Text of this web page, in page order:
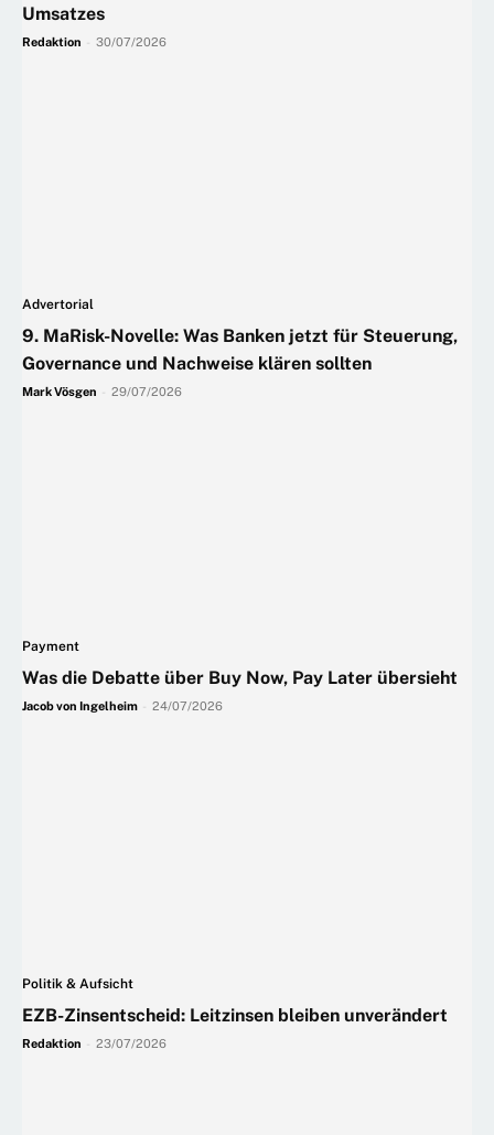
Umsatzes
Redaktion 30/07/2026
Advertorial
9. MaRisk-Novelle: Was Banken jetzt für Steuerung,
Governance und Nachweise klären sollten
Mark Vösgen 29/07/2026
Payment
Was die Debatte über Buy Now, Pay Later übersieht
Jacob von Ingelheim 24/07/2026
Politik & Aufsicht
EZB-Zinsentscheid: Leitzinsen bleiben unverändert
Redaktion 23/07/2026